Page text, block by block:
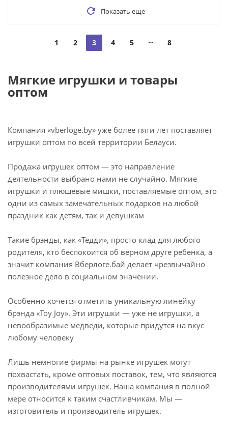
Показать еще
1 2 3 4 5 8
Мягкие игрушки и товары
оптом
Компания «vberloge.by» уже более пяти лет поставляет
игрушки оптом по всей территории Белауси.
Продажа игрушек оптом — это направление
деятельности выбрано нами не случайно. Мягкие
игрушки и плюшевые мишки, поставляемые оптом, это
одни из самых замечательных подарков на любой
праздник как детям, так и девушкам
Такие брэнды, как «Тедди», просто клад для любого
родителя, кто беспокоится об верном друге ребенка, а
значит компания Вберлоге.бай делает чрезвычайно
полезное дело в социальном значении.
Особенно хочется отметить уникальную линейку
брэнда «Toy Joy». Эти игрушки — уже не игрушки, а
невообразимые медведи, которые придутся на вкус
любому человеку
Лишь немногие фирмы на рынке игрушек могут
похвастать, кроме оптовых поставок, тем, что являются
производителями игрушек. Наша компания в полной
мере относится к таким счастливчикам. Мы —
изготовитель и производитель игрушек.